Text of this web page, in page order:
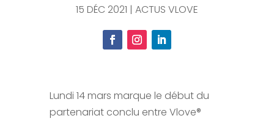
15 DÉC 2021 | ACTUS VLOVE
Lundi 14 mars marque le début du
partenariat conclu entre Vlove®